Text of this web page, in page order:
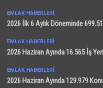
EMLAK HABERLERI
2026 İlk 6 Aylık Döneminde
EMLAK HABERLERI
2026 Haziran Ayında 16.565 İş Yeri
EMLAK HABERLERI
2026 Haziran Ayında 129.979